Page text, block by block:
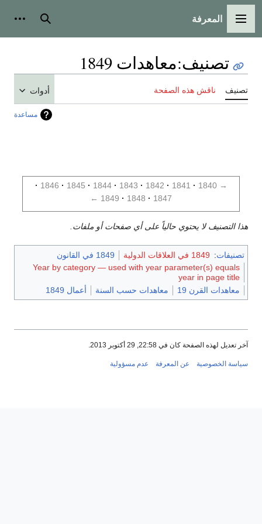
القائمة الرئيسية
المعرفة بحث
تصنيف:معاهدات 1849
تصنيف ناقش هذه الصفحة أدوات
مساعدة
→
1840
1841
1842
1843
1844
1845
1846
1847
1848
1849
←
هذا التصنيف لا يحتوي حالياً على أي صفحات أو ملفات.
تصنيفات: 1849 في العلاقات الدولية
1849 في القانون
Year by category — used with year parameter(s) equals
year in page title
معاهدات القرن 19
معاهدات حسب السنة أعمال 1849
آخر تعديل لهذه الصفحة كان في 22:58, 29 أكتوبر 2013.
سياسة الخصوصية عن المعرفة عدم مسؤولية